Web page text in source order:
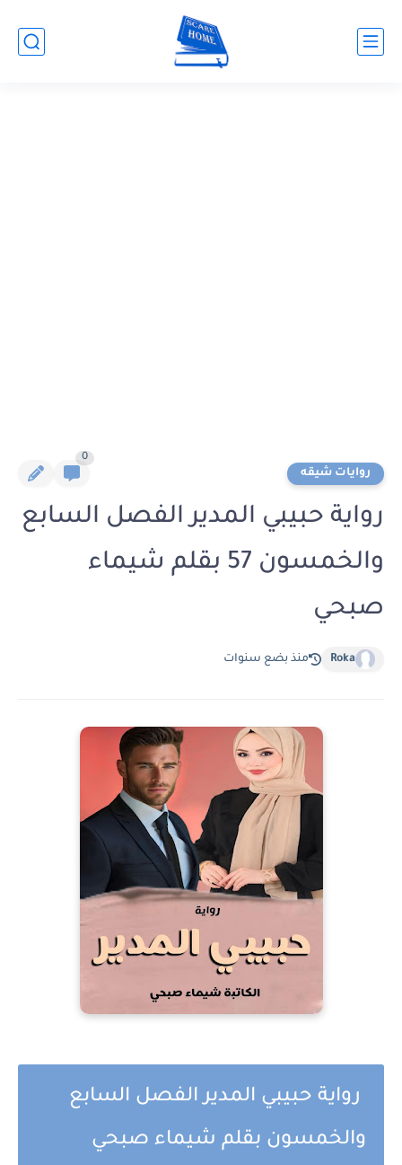
روايات شيقه
0
رواية حبيبي المدير الفصل السابع
والخمسون 57 بقلم شيماء
صبحي
Roka منذ بضع سنوات
رواية حبيبي المدير الفصل السابع
والخمسون بقلم شيماء صبحي